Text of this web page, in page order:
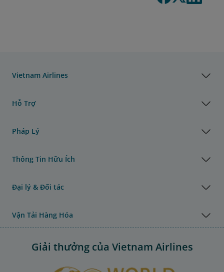
Vietnam Airlines
Hỗ Trợ
Pháp Lý
Thông Tin Hữu Ích
Đại lý & Đối tác
Vận Tải Hàng Hóa
Giải thưởng của Vietnam Airlines